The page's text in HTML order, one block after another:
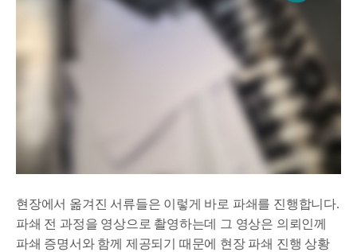
현장에서 옮겨진 서류들은 이렇게 바로 파쇄를 진행합니다.
파쇄 전 과정을 영상으로 촬영하는데 그 영상은 의뢰인께
파쇄 증명서와 함께 제공되기 때문에 현장 파쇄 진행 상황